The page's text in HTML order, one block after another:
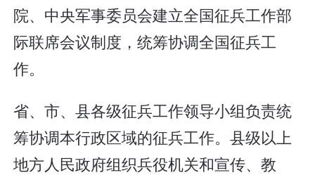
院、中央军事委员会建立全国征兵工作部
际联席会议制度，统筹协调全国征兵工
作。
省、市、县各级征兵工作领导小组负责统
筹协调本行政区域的征兵工作。县级以上
地方人民政府组织兵役机关和宣传、教